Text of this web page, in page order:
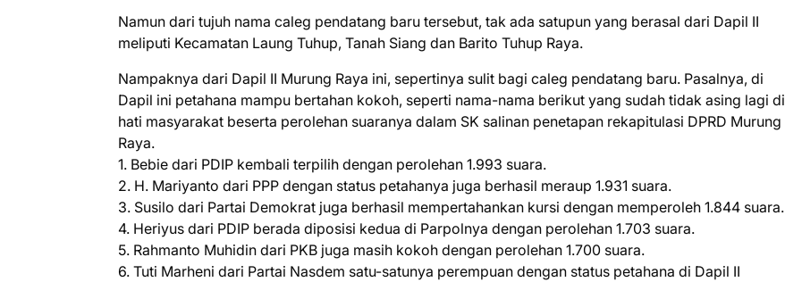
Namun dari tujuh nama caleg pendatang baru tersebut, tak ada satupun yang berasal dari Dapil II
meliputi Kecamatan Laung Tuhup, Tanah Siang dan Barito Tuhup Raya.
Nampaknya dari Dapil II Murung Raya ini, sepertinya sulit bagi caleg pendatang baru. Pasalnya, di
Dapil ini petahana mampu bertahan kokoh, seperti nama-nama berikut yang sudah tidak asing lagi di
hati masyarakat beserta perolehan suaranya dalam SK salinan penetapan rekapitulasi DPRD Murung
Raya.
1. Bebie dari PDIP kembali terpilih dengan perolehan 1.993 suara.
2. H. Mariyanto dari PPP dengan status petahanya juga berhasil meraup 1.931 suara.
3. Susilo dari Partai Demokrat juga berhasil mempertahankan kursi dengan memperoleh 1.844 suara.
4. Heriyus dari PDIP berada diposisi kedua di Parpolnya dengan perolehan 1.703 suara.
5. Rahmanto Muhidin dari PKB juga masih kokoh dengan perolehan 1.700 suara.
6. Tuti Marheni dari Partai Nasdem satu-satunya perempuan dengan status petahana di Dapil II